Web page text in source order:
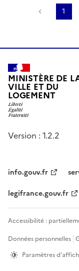
Page
1
MINISTÈRE DE
VILLE ET DU
LOGEMENT
Version : 1.2.2
info.gouv.fr
legifrance.gouv.fr
Accessibilité :
Données personnelles
Paramètres